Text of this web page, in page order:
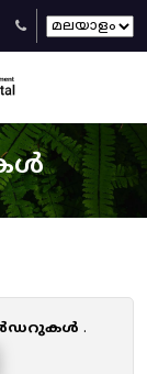
.